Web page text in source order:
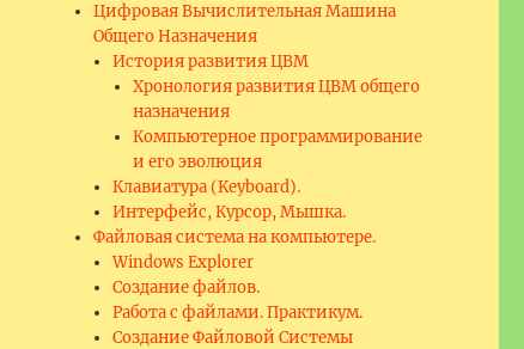
Цифровая Вычислительная Машина
Общего Назначения
История развития ЦВМ
Хронология развития ЦВМ общего
назначения
Компьютерное программирование
и его эволюция
Клавиатура (Keyboard).
Интерфейс, Курсор, Мышка.
Файловая система на компьютере.
Windows Explorer
Создание файлов.
Работа с файлами. Практикум.
Создание Файловой Системы